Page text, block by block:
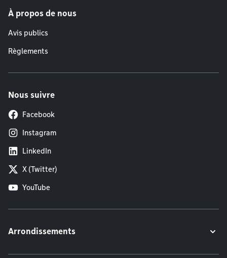
À propos de nous
Avis publics
Règlements
Nous suivre
Facebook
Instagram
LinkedIn
X (Twitter)
YouTube
Arrondissements